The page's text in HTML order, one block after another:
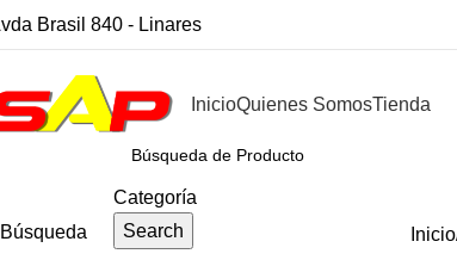
Brasil 840 - Linares
InicioQuienes SomosTienda
Categoría
Search
Búsqueda Inicio